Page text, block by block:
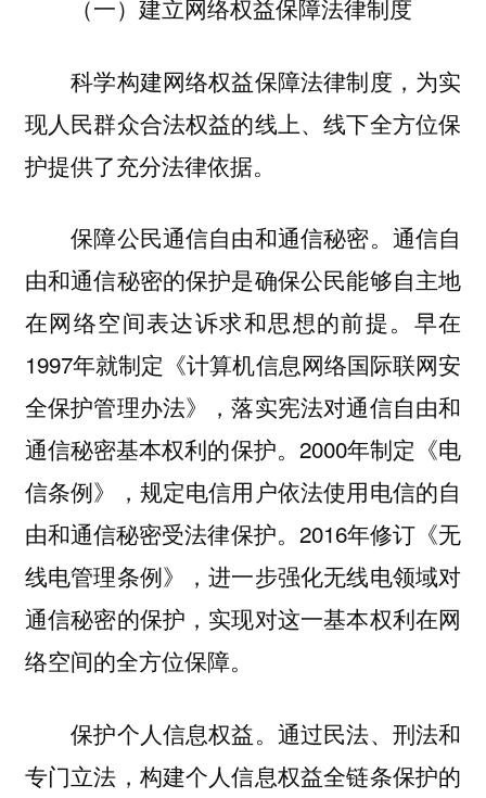
（一）建立网络权益保障法律制度
科学构建网络权益保障法律制度，为实
现人民群众合法权益的线上、线下全方位保
护提供了充分法律依据。
保障公民通信自由和通信秘密。通信自
由和通信秘密的保护是确保公民能够自主地
在网络空间表达诉求和思想的前提。早在
1997年就制定《计算机信息网络国际联网安
全保护管理办法》，落实宪法对通信自由和
通信秘密基本权利的保护。2000年制定《电
信条例》，规定电信用户依法使用电信的自
由和通信秘密受法律保护。2016年修订《无
线电管理条例》，进一步强化无线电领域对
通信秘密的保护，实现对这一基本权利在网
络空间的全方位保障。
保护个人信息权益。通过民法、刑法和
专门立法，构建个人信息权益全链条保护的